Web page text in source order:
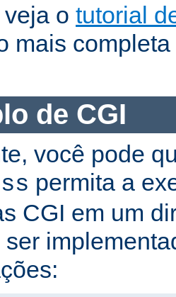
o tutorial
mais
de CGI
você pode
permita a
CGI em um
ser